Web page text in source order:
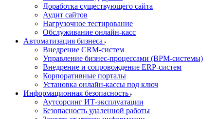
Доработка существующего сайта
Аудит сайтов
Нагрузочное тестирование
Обслуживание онлайн-касс
Автоматизация бизнеса
Внедрение CRM-систем
Управление бизнес-процессами (BPM-системы)
Внедрение и сопровождение ERP-систем
Корпоративные порталы
Установка онлайн-кассы под ключ
Информационная безопасность
Аутсорсинг ИТ-эксплуатации
Безопасность удаленной работы